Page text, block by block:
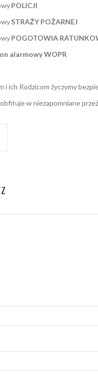
POLICJI
STRAŻY POŻARNEJ
POGOTOWIA
alarmowy WOPR
i ich Rodzicom życzymy
w niezapomniane